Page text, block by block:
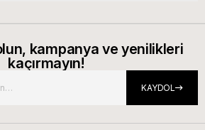
kampanya ve yenilikleri
kaçırmayın!
KAYDOL